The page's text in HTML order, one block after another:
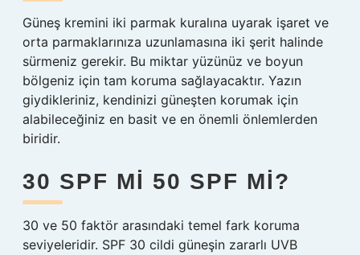
Güneş kremini iki parmak kuralına uyarak işaret ve
orta parmaklarınıza uzunlamasına iki şerit halinde
sürmeniz gerekir. Bu miktar yüzünüz ve boyun
bölgeniz için tam koruma sağlayacaktır. Yazın
giydikleriniz, kendinizi güneşten korumak için
alabileceğiniz en basit ve en önemli önlemlerden
biridir.
30 SPF MI 50 SPF MI?
30 ve 50 faktör arasındaki temel fark koruma
seviyeleridir. SPF 30 cildi güneşin zararlı UVB